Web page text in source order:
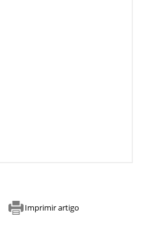
Imprimir artigo